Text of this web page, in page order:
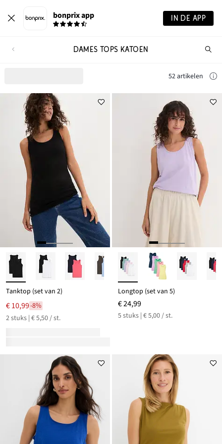
bonprix app IN DE APP
je?
DAMES TOPS KATOEN
52 artikelen
Tanktop (set van 2)
€ 10,99-8%
2 stuks | € 5,50 / st.
Longtop (set van 5)
€ 24,99
5 stuks | € 5,00 / st.